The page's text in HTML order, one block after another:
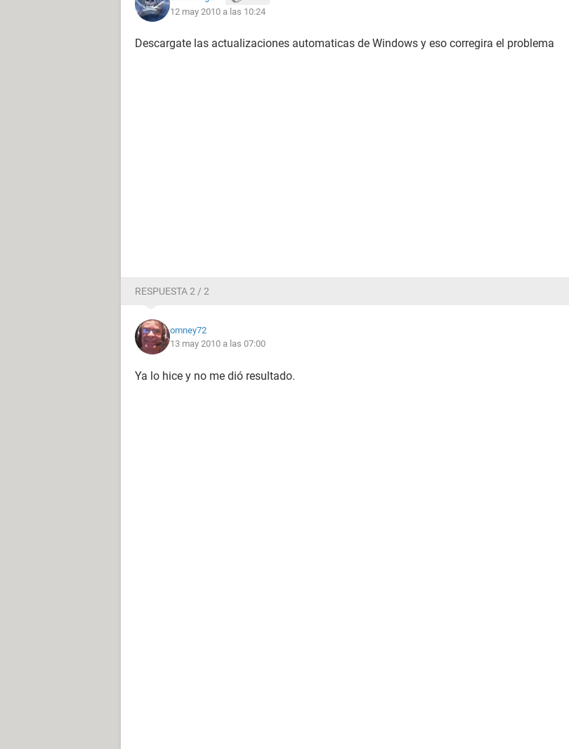
12 may 2010 a las 10:24
Descargate las actualizaciones automaticas de Windows y eso corregira el problema
RESPUESTA 2 / 2
omney72
13 may 2010 a las 07:00
Ya lo hice y no me dió resultado.